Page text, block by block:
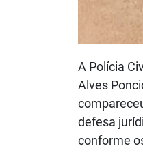
A Polícia
Alves
defesa
conforme